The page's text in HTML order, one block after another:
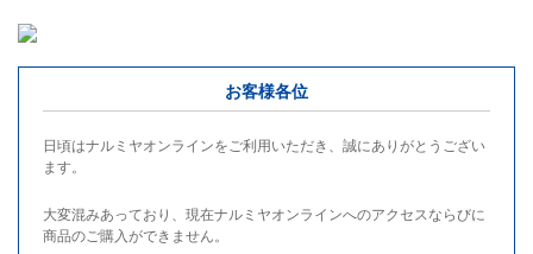
お客様各位
日頃はナルミヤオンラインをご利用いただき、誠にありがとうござい
ます。
大変混みあっており、現在ナルミヤオンラインへのアクセスならびに
商品のご購入ができません。